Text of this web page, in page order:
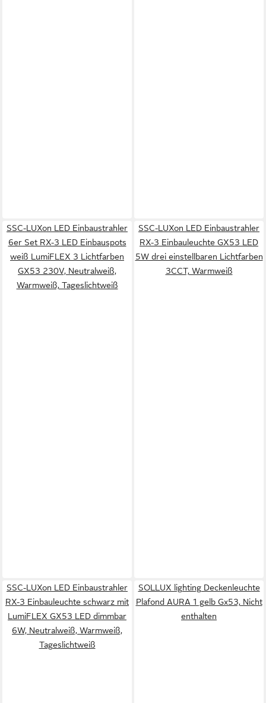
SSC-LUXon LED Einbaustrahler
6er Set RX-3 LED Einbauspots
weiß LumiFLEX 3 Lichtfarben
GX53 230V, Neutralweiß,
Warmweiß, Tageslichtweiß
SSC-LUXon LED Einbaustrahler
RX-3 Einbauleuchte GX53 LED
5W drei einstellbaren Lichtfarben
3CCT, Warmweiß
SSC-LUXon LED Einbaustrahler
RX-3 Einbauleuchte schwarz mit
LumiFLEX GX53 LED dimmbar
6W, Neutralweiß, Warmweiß,
Tageslichtweiß
SOLLUX lighting Deckenleuchte
Plafond AURA 1 gelb Gx53, Nicht
enthalten